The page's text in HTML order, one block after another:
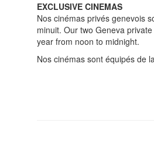
EXCLUSIVE CINEMAS
Nos cinémas privés genevois
minuit. Our two Geneva
year from noon to midnight.
Nos cinémas sont équipés de